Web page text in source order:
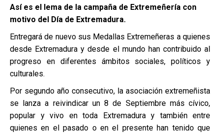
Así es el lema de la campaña de Extremeñería con
motivo del Día de Extremadura.
Entregará de nuevo sus Medallas Extremeñeras a quienes
desde Extremadura y desde el mundo han contribuido al
progreso en diferentes ámbitos sociales, políticos y
culturales.
Por segundo año consecutivo, la asociación extremeñista
se lanza a reivindicar un 8 de Septiembre más cívico,
popular y vivo en toda Extremadura y también entre
quienes en el pasado o en el presente han tenido que